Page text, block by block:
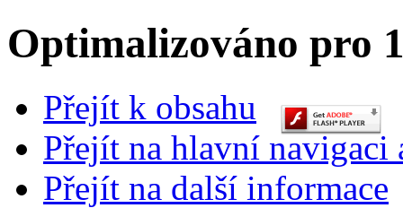
Optimalizováno pro
Přejít k obsahu
Přejít na hlavní navigaci
Přejít na další informace